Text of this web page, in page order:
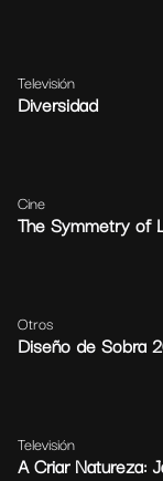
Televisión
Diversidad
Cine
The Symmetry of
Otros
Diseño de Sobra
Televisión
A Criar Natureza: